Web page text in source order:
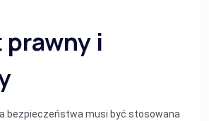
i
bezpieczeństwa musi być stosowana